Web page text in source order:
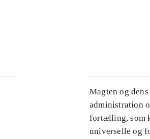
Magten og
administration
fortælling, som
universelle og